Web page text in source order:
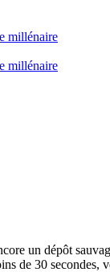
millénaire
millénaire
un dépôt
de 30